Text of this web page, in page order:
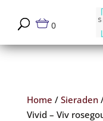
0
Home / Sieraden
Vivid – Viv